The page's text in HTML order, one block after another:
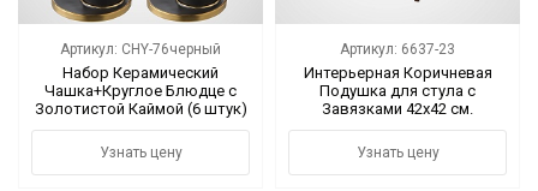
Артикул: CHY-76черный
Набор Керамический
Чашка+Круглое Блюдце с
Золотистой Каймой (6 штук)
Черный
Узнать цену
Артикул: 6637-23
Интерьерная Коричневая
Подушка для стула с
Завязками 42х42 см.
Узнать цену